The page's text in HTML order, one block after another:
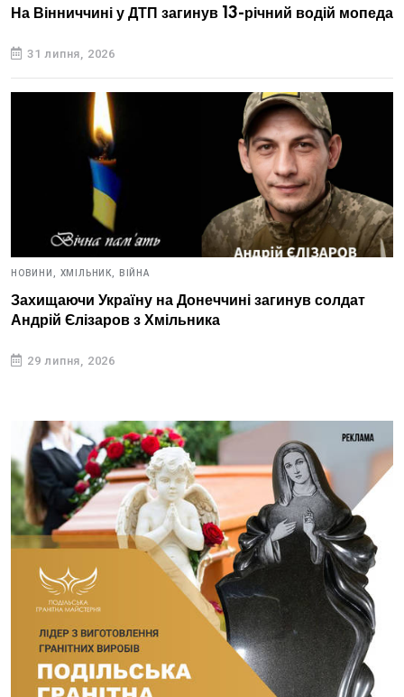
На Вінниччині у ДТП загинув 13-річний водій мопеда
31 липня, 2026
НОВИНИ, ХМІЛЬНИК, ВІЙНА
Захищаючи Україну на Донеччині загинув солдат
Андрій Єлізаров з Хмільника
29 липня, 2026